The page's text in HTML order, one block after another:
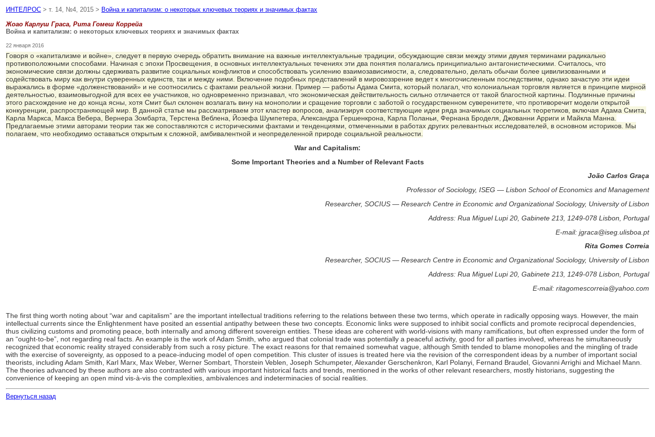
ИНТЕЛРОС > т. 14, №4, 2015 > Война и капитализм: о некоторых ключевых теориях и значимых фактах
Жоао Карлуш Граса, Рита Гомеш Коррейа
Война и капитализм: о некоторых ключевых теориях и значимых фактах
22 января 2016
Говоря о «капитализме и войне», следует в первую очередь обратить внимание на важные интеллектуальные традиции, обсуждающие связи между этими двумя терминами радикально
противоположными способами. Начиная с эпохи Просвещения, в основных интеллектуальных течениях эти два понятия полагались принципиально антагонистическими. Считалось, что
экономические связи должны сдерживать развитие социальных конфликтов и способствовать усилению взаимозависимости, а, следовательно, делать обычаи более цивилизованными и
содействовать миру как внутри суверенных единств, так и между ними. Включение подобных представлений в мировоззрение ведет к многочисленным последствиям, однако зачастую эти идеи
выражались в форме «долженствований» и не соотносились с фактами реальной жизни. Пример — работы Адама Смита, который полагал, что колониальная торговля является в принципе мирной
деятельностью, взаимовыгодной для всех ее участников, но одновременно признавал, что экономическая действительность сильно отличается от такой благостной картины. Подлинные причины
этого расхождение не до конца ясны, хотя Смит был склонен возлагать вину на монополии и сращение торговли с заботой о государственном суверенитете, что противоречит модели открытой
конкуренции, распространяющей мир. В данной статье мы рассматриваем этот кластер вопросов, анализируя соответствующие идеи ряда значимых социальных теоретиков, включая Адама Смита,
Карла Маркса, Макса Вебера, Вернера Зомбарта, Терстена Веблена, Йозефа Шумпетера, Александра Гершенкрона, Карла Поланьи, Фернана Броделя, Джованни Арриги и Майкла Манна.
Предлагаемые этими авторами теории так же сопоставляются с историческими фактами и тенденциями, отмеченными в работах других релевантных исследователей, в основном историков. Мы
полагаем, что необходимо оставаться открытым к сложной, амбивалентной и неопределенной природе социальной реальности.
War and Capitalism:
Some Important Theories and a Number of Relevant Facts
João Carlos Graça
Professor of Sociology, ISEG — Lisbon School of Economics and Management
Researcher, SOCIUS — Research Centre in Economic and Organizational Sociology, University of Lisbon
Address: Rua Miguel Lupi 20, Gabinete 213, 1249-078 Lisbon, Portugal
E-mail: jgraca@iseg.ulisboa.pt
Rita Gomes Correia
Researcher, SOCIUS — Research Centre in Economic and Organizational Sociology, University of Lisbon
Address: Rua Miguel Lupi 20, Gabinete 213, 1249-078 Lisbon, Portugal
E-mail: ritagomescorreia@yahoo.com
The first thing worth noting about “war and capitalism” are the important intellectual traditions referring to the relations between these two terms, which operate in radically opposing ways. However, the main
intellectual currents since the Enlightenment have posited an essential antipathy between these two concepts. Economic links were supposed to inhibit social conflicts and promote reciprocal dependencies,
thus civilizing customs and promoting peace, both internally and among different sovereign entities. These ideas are coherent with world-visions with many ramifications, but often expressed under the form of
an “ought-to-be”, not regarding real facts. An example is the work of Adam Smith, who argued that colonial trade was potentially a peaceful activity, good for all parties involved, whereas he simultaneously
recognized that economic reality strayed considerably from such a rosy picture. The exact reasons for that remained somewhat vague, although Smith tended to blame monopolies and the mingling of trade
with the exercise of sovereignty, as opposed to a peace-inducing model of open competition. This cluster of issues is treated here via the revision of the correspondent ideas by a number of important social
theorists, including Adam Smith, Karl Marx, Max Weber, Werner Sombart, Thorstein Veblen, Joseph Schumpeter, Alexander Gerschenkron, Karl Polanyi, Fernand Braudel, Giovanni Arrighi and Michael Mann.
The theories advanced by these authors are also contrasted with various important historical facts and trends, mentioned in the works of other relevant researchers, mostly historians, suggesting the
convenience of keeping an open mind vis-à-vis the complexities, ambivalences and indeterminacies of social realities.
Вернуться назад